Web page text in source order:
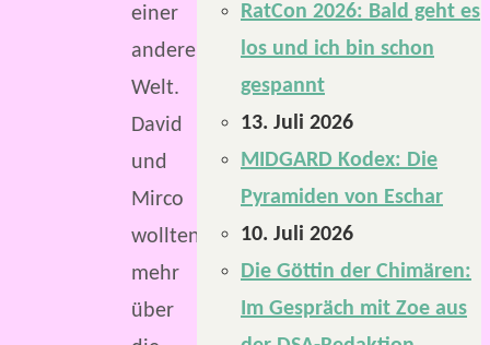
einer
anderen
Welt.
David
und
Mirco
wollten
mehr
über
RatCon 2026: Bald geht es
los und ich bin schon
gespannt
13. Juli 2026
MIDGARD Kodex: Die
Pyramiden von Eschar
10. Juli 2026
Die Göttin der Chimären:
Im Gespräch mit Zoe aus